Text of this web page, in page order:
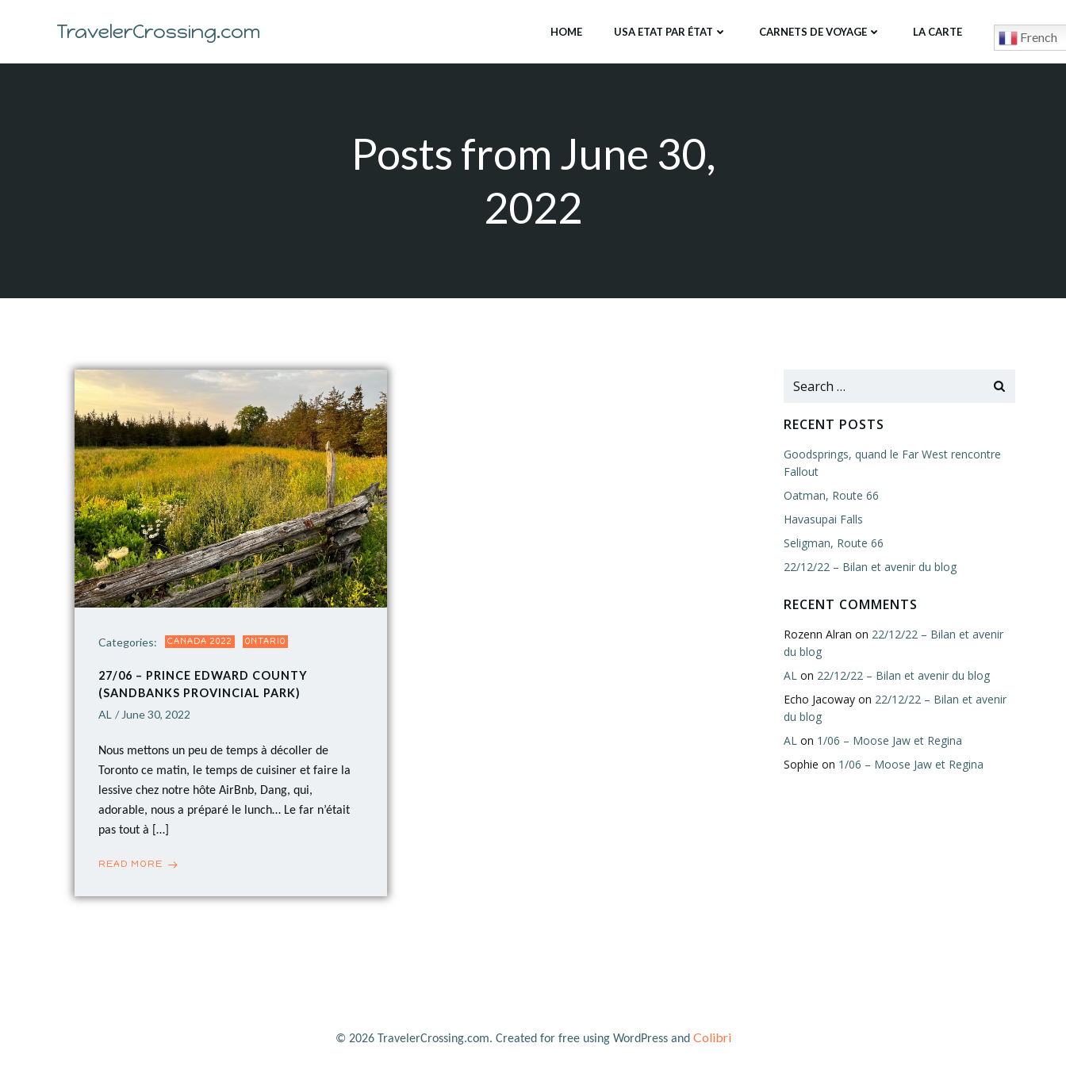
TravelerCrossing.com HOME USA ETAT PAR ÉTAT CARNETS DE VOYAGE LA CARTE French
Posts from June 30,
2022
Categories: CANADA 2022 ONTARIO
27/06 – PRINCE EDWARD COUNTY
(SANDBANKS PROVINCIAL PARK)
AL / June 30, 2022
Nous mettons un peu de temps à décoller de
Toronto ce matin, le temps de cuisiner et faire la
lessive chez notre hôte AirBnb, Dang, qui,
adorable, nous a préparé le lunch… Le far n’était
pas tout à […]
READ MORE
RECENT POSTS
Goodsprings, quand le Far West rencontre
Fallout
Oatman, Route 66
Havasupai Falls
Seligman, Route 66
22/12/22 – Bilan et avenir du blog
RECENT COMMENTS
Rozenn Alran on 22/12/22 – Bilan et avenir
du blog
AL on 22/12/22 – Bilan et avenir du blog
Echo Jacoway on 22/12/22 – Bilan et avenir
du blog
AL on 1/06 – Moose Jaw et Regina
Sophie on 1/06 – Moose Jaw et Regina
© 2026 TravelerCrossing.com. Created for free using WordPress and Colibri